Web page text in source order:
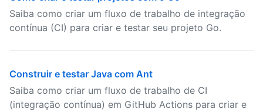
Saiba como criar um fluxo de trabalho de integração
contínua (CI) para criar e testar seu projeto Go.
Construir e testar Java com Ant
Saiba como criar um fluxo de trabalho de CI
(integração contínua) em GitHub Actions para criar e